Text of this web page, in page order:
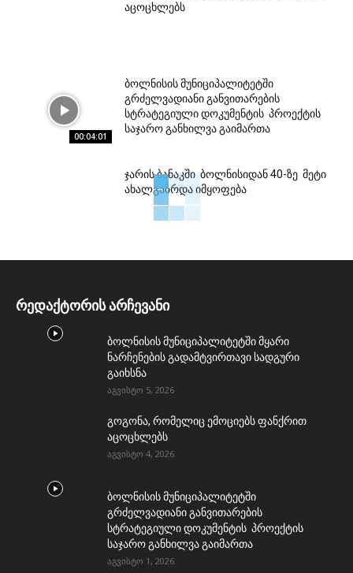
აცოცხლებს
00:04:01
ბოლნისის მუნიციპალიტეტში
გრძელვადიანი განვითარების
სტრატეგიული დოკუმენტის პროექტის
საჯარო განხილვა გაიმართა
ჯარის ბანაკში ბოლნისიდან 40-ზე მეტი
ახალგაზრდა იმყოფება
რედაქტორის არჩევანი
ბოლნისის მუნიციპალიტეტში მყარი
ნარჩენების გადამტვირთავი სადგური
გაიხსნა
აგვისტო 5, 2026
გოგონა, რომელიც ემოციებს ფანქრით
აცოცხლებს
აგვისტო 4, 2026
ბოლნისის მუნიციპალიტეტში
გრძელვადიანი განვითარების
სტრატეგიული დოკუმენტის პროექტის
საჯარო განხილვა გაიმართა
აგვისტო 1, 2026